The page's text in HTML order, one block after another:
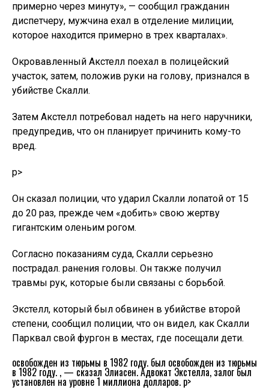
примерно через минуту», — сообщил гражданин
диспетчеру, мужчина ехал в отделение милиции,
которое находится примерно в трех кварталах».
Окровавленный Акстелл поехал в полицейский
участок, затем, положив руки на голову, признался в
убийстве Скалли.
Затем Акстелл потребовал надеть на него наручники,
предупредив, что он планирует причинить кому-то
вред.
p>
Он сказал полиции, что ударил Скалли лопатой от 15
до 20 раз, прежде чем «добить» свою жертву
гигантским оленьим рогом.
Согласно показаниям суда, Скалли серьезно
пострадал. ранения головы. Он также получил
травмы рук, которые были связаны с борьбой.
Экстелл, который был обвинен в убийстве второй
степени, сообщил полиции, что он видел, как Скалли
Парквал свой фургон в местах, где посещали дети.
освобожден из тюрьмы в 1982 году. был освобожден из тюрьмы
в 1982 году. , — сказал Элиасен. Адвокат Экстелла, залог был
установлен на уровне 1 миллиона долларов. p>